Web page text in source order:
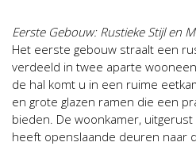
Eerste Gebouw: Rustieke Stijl en
Het eerste gebouw straalt een
verdeeld in twee aparte
de hal komt u in een ruime
en grote glazen ramen die een
bieden. De woonkamer,
heeft openslaande deuren naar